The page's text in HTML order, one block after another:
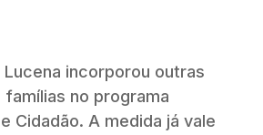
incorporou outras
no programa
Cidadão. A medida já vale